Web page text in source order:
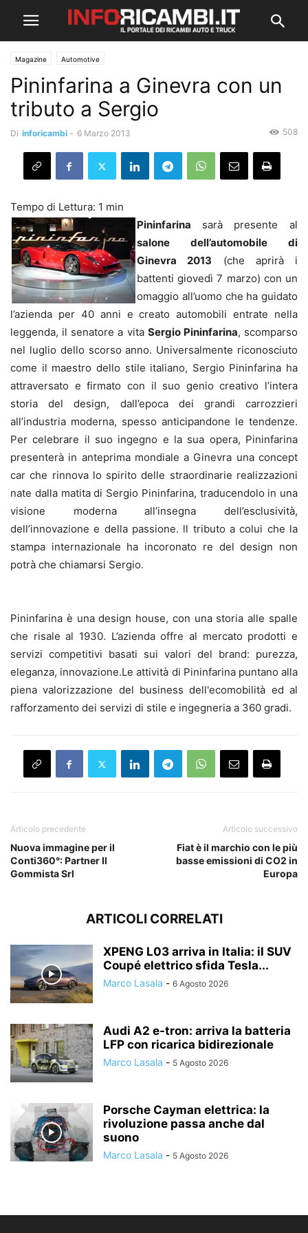
Magazine Automotive
Pininfarina a Ginevra con un
tributo a Sergio
Di inforicambi - 6 Marzo 2013 508
Pininfarina sarà presente al
salone dell’automobile di
Ginevra 2013 (che aprirà i
battenti giovedì 7 marzo) con un
omaggio all’uomo che ha guidato
l’azienda per 40 anni e creato automobili entrate nella
leggenda, il senatore a vita Sergio Pininfarina, scomparso
nel luglio dello scorso anno. Universalmente riconosciuto
come il maestro dello stile italiano, Sergio Pininfarina ha
attraversato e firmato con il suo genio creativo l’intera
storia del design, dall’epoca dei grandi carrozzieri
all’industria moderna, spesso anticipandone le tendenze.
Per celebrare il suo ingegno e la sua opera, Pininfarina
presenterà in anteprima mondiale a Ginevra una concept
car che rinnova lo spirito delle straordinarie realizzazioni
nate dalla matita di Sergio Pininfarina, traducendolo in una
visione moderna all’insegna dell’esclusività,
dell’innovazione e della passione. ll tributo a colui che la
stampa internazionale ha incoronato re del design non
potrà che chiamarsi Sergio.
Pininfarina è una design house, con una storia alle spalle
che risale al 1930. L’azienda offre al mercato prodotti e
servizi competitivi basati sui valori del brand: purezza,
eleganza, innovazione.Le attività di Pininfarina puntano alla
piena valorizzazione del business dell'ecomobilità ed al
rafforzamento dei servizi di stile e ingegneria a 360 gradi.
Articolo precedente
Nuova immagine per il
Conti360°: Partner Il
Gommista Srl
Articolo successivo
Fiat è il marchio con le più
basse emissioni di CO2 in
Europa
ARTICOLI CORRELATI
XPENG L03 arriva in Italia: il SUV
Coupé elettrico sfida Tesla...
Marco Lasala - 6 Agosto 2026
Audi A2 e-tron: arriva la batteria
LFP con ricarica bidirezionale
Marco Lasala - 5 Agosto 2026
Porsche Cayman elettrica: la
rivoluzione passa anche dal
suono
Marco Lasala - 5 Agosto 2026